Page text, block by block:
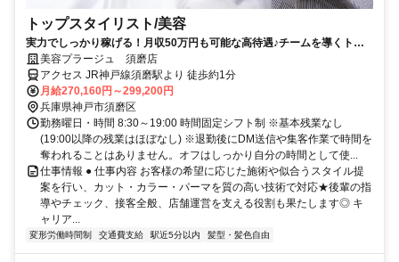
トップスタイリスト/美容
実力でしっかり稼げる！月収50万円も可能な高待遇♪チームを導くトッ
プスタイリスト！
美容プラージュ 須磨店
アクセス JR神戸線須磨駅より 徒歩約1分
月給270,160円～299,200円
兵庫県神戸市須磨区
勤務曜日・時間 8:30～19:00 時間固定シフト制 ※基本残業なし
(19:00以降の残業はほぼなし) ※退勤後にDM送信や集客作業で時間を
奪われることはありません。オフはしっかり自分の時間として使...
仕事情報 ● 仕事内容 お客様の希望に応じた施術や似合うスタイル提
案を行い、カット・カラー・パーマを質の高い技術で対応★後輩の指
導やチェック、接客全般、店舗運営を支える役割も果たします◎ キ
ャリア...
変形労働時間制 交通費支給 駅近5分以内 髪型・髪色自由